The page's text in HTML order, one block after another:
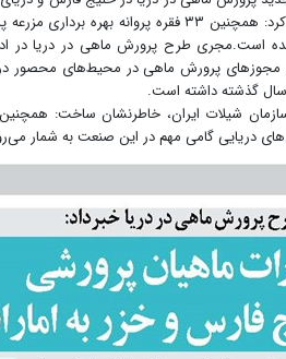
است.مجری طرح پرورش ماهی در دریا در
مجوز‌های پرورش ماهی در محیط‌های محصور
گذشته داشته است.
شیلات ایران، خاطرنشان ساخت:
دریایی گامی مهم در این صنعت به شمار